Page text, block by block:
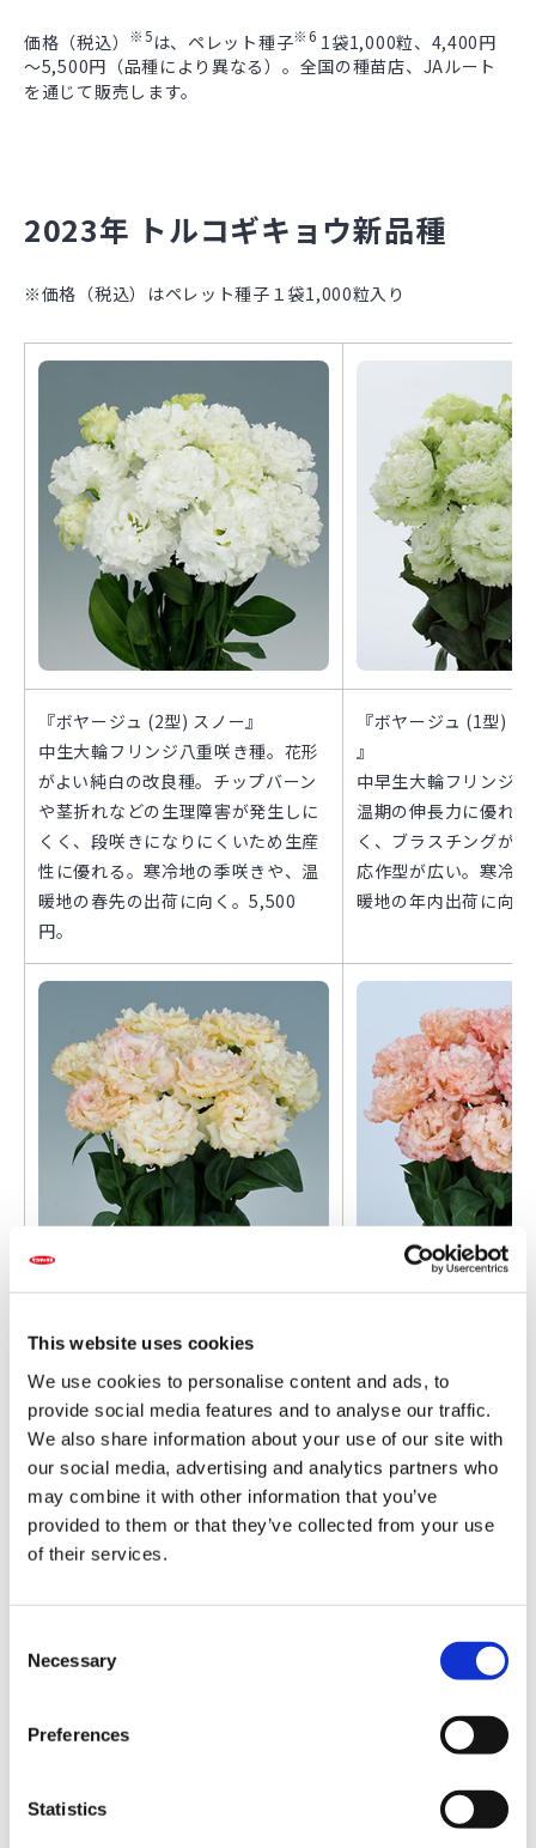
This website uses cookies
We use cookies to personalise content and ads, to
provide social media features and to analyse our traffic.
We also share information about your use of our site with
our social media, advertising and analytics partners who
may combine it with other information that you’ve
provided to them or that they’ve collected from your use
of their services.
Necessary
Preferences
Statistics
価格（税込） ※5は、ペレット種子※6 1袋1,000粒、4,400円
～5,500円（品種により異なる）。全国の種苗店、JAルート
を通じて販売します。
2023年 トルコギキョウ新品種
※価格（税込）はペレット種子１袋1,000粒入り
『ボヤージュ (2型) スノー』
中生大輪フリンジ八重咲き種。花形
がよい純白の改良種。チップバーン
や茎折れなどの生理障害が発生しに
くく、段咲きになりにくいため生産
性に優れる。寒冷地の季咲きや、温
暖地の春先の出荷に向く。5,500
円。
『ボヤージュ (1型)
』
中早生大輪フリンジ
温期の伸長力に優れ
く、ブラスチングが
応作型が広い。寒冷
暖地の年内出荷に向
『ボヤージュ (2型) ライトシャンパ
ン』
中生大輪フリンジ八重咲き種。草
丈、枝数をとりやすく生理障害が発
生しにくいため安心して栽培ができ
る。寒冷地の秋出荷、温暖地の年内
および春先出荷に向く。5,500円。
中生大輪フリンジ八
的なアプリコットの
と巻きが強い。比較
低温期の出荷にも適
円。